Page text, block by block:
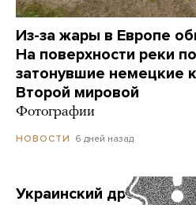
Из-за жары в Европе
На поверхности реки
затонувшие немецкие
Второй мировой
Фотографии
НОВОСТИ 6 дней назад
Украинский дрон